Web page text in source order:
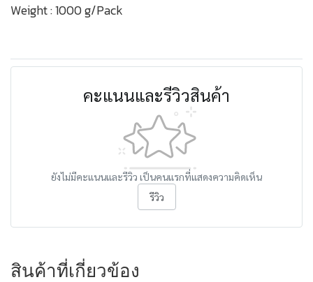
Weight : 1000 g/Pack
คะแนนและรีวิวสินค้า
ยังไม่มีคะแนนและรีวิว เป็นคนแรกที่แสดงความคิดเห็น
รีวิว
สินค้าที่เกี่ยวข้อง